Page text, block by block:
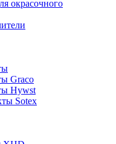
окрасочного
Graco
Hywst
Sotex